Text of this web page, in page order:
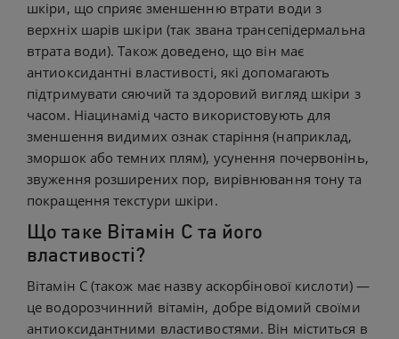
шкіри, що сприяє зменшенню втрати води з
верхніх шарів шкіри (так звана трансепідермальна
втрата води). Також доведено, що він має
антиоксидантні властивості, які допомагають
підтримувати сяючий та здоровий вигляд шкіри з
часом. Ніацинамід часто використовують для
зменшення видимих ознак старіння (наприклад,
зморшок або темних плям), усунення почервонінь,
звуження розширених пор, вирівнювання тону та
покращення текстури шкіри.
Що таке Вітамін С та його
властивості?
Вітамін С (також має назву аскорбінової кислоти) —
це водорозчинний вітамін, добре відомий своїми
антиоксидантними властивостями. Він міститься в